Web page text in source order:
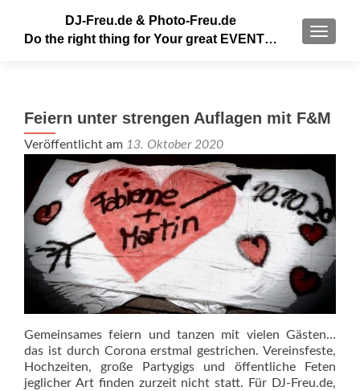
MENU
DJ-Freu.de & Photo-Freu.de
Do the right thing for Your great EVENT…
Feiern unter strengen Auflagen mit F&M
Veröffentlicht am 13. Oktober 2020
Gemeinsames feiern und tanzen mit vielen Gästen…
das ist durch Corona erstmal gestrichen. Vereinsfeste,
Hochzeiten, große Partygigs und öffentliche Feten
jeglicher Art finden zurzeit nicht statt. Für DJ-Freu.de,